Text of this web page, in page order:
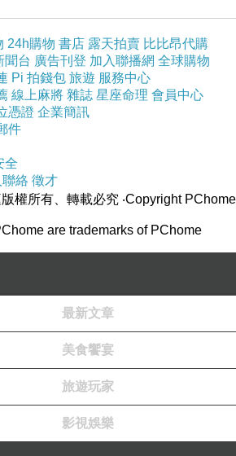
雄的邏輯，自己做的事情，就
他過去還是台大法律系畢業
過律師！可殊不知，蘇貞昌在
刻起，他把1999.9萬（以四捨
萬）的國發基金資助他小女兒
世智能公司，就不是莊瑞雄口
巧慧可以靠？
雄身為一個執政黨立委，又是
，不僅沒有替受害人和受害人
犯、毒駕犯和酒駕犯辯護，說
粹這句話，我就要反過來酸莊
民粹才是民進黨的專業！
哥的忌日，我一直懷疑，許崑
的？不全是民進黨對韓國瑜亂
雄努力奉獻的議長死不瞑目，
折不扣的樑上君子、偽君子！
清楚！
我們國民黨最關鍵的一戰，因
24h購物 書店 露天拍賣 比比昂代購
聞台 廣告刊登 加入聯播網 全球購物
Pi 拍錢包 旅遊 服務中心
線上麻將 雜誌 星座命理 會員中心
憑證 企業簡訊
件
全
絡 徵才
版權所有、轉載必究 ‧Copyright PChome
are trademarks of PChome
最新文章
美食饗宴
旅遊玩家
影視娛樂